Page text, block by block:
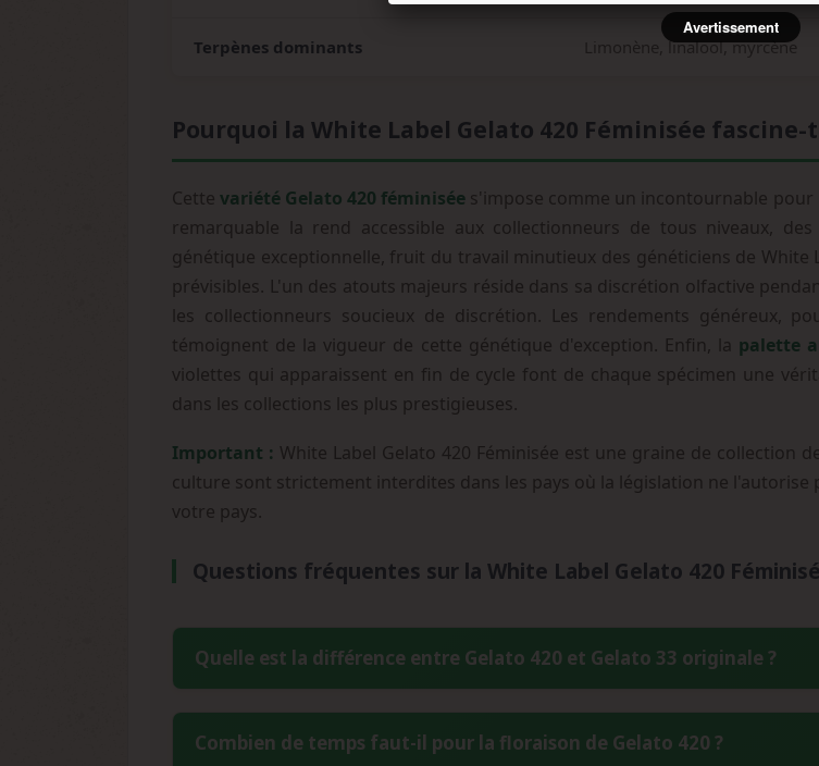
Terpènes dominants Limonène, linalool, myrcène
Pourquoi la White Label Gelato 420 Féminisée
Cettevariété Gelato 420 féminisée s'impose comme un incontournable
remarquable la rend accessible aux collectionneurs de tous niveaux,
génétique exceptionnelle, fruit du travail minutieux des généticiens de
prévisibles. L'un des atouts majeurs réside dans sa discrétion olfactive
les collectionneurs soucieux de discrétion. Les rendements généreux,
témoignent de la vigueur de cette génétique d'exception. Enfin, la palette
violettes qui apparaissent en fin de cycle font de chaque spécimen une
dans les collections les plus prestigieuses.
Important : White Label Gelato 420 Féminisée est une graine de collection
culture sont strictement interdites dans les pays où la législation ne l'autorise
votre pays.
Questions fréquentes sur la White Label Gelato 420
Quelle est la différence entre Gelato 420 et Gelato 33 originale ?
génétique en y intégrant des lignées Durban, Hindu Kush et OG Kush,
Combien de temps faut-il pour la floraison de Gelato 420 ?
Avertissement